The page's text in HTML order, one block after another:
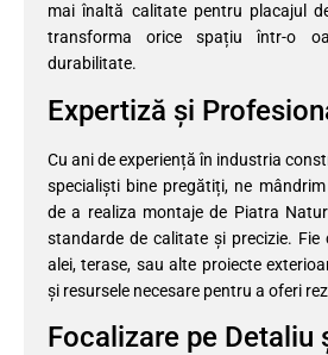
mai înaltă calitate pentru placajul
transforma orice spațiu într-o
durabilitate.
Expertiză și
Cu ani de experiență în industria
specialiști bine pregătiți, ne
de a realiza montaje de Piatra
standarde de calitate și precizie. Fie
alei, terase, sau alte proiecte
și resursele necesare pentru a oferi
Focalizare pe Detaliu